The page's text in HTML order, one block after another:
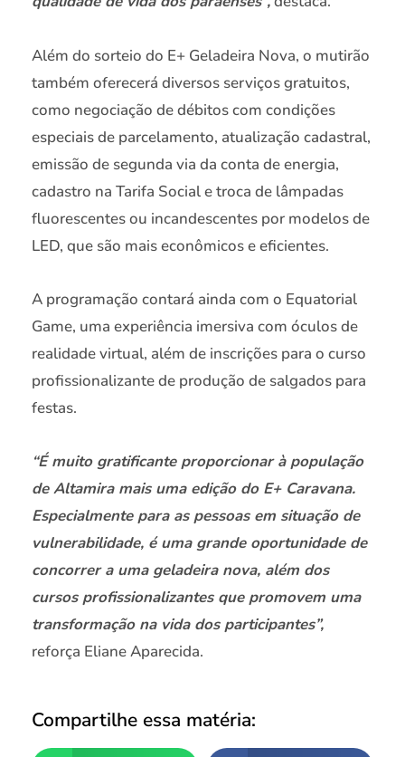
Além do sorteio do E+ Geladeira Nova, o mutirão
também oferecerá diversos serviços gratuitos,
como negociação de débitos com condições
especiais de parcelamento, atualização cadastral,
emissão de segunda via da conta de energia,
cadastro na Tarifa Social e troca de lâmpadas
fluorescentes ou incandescentes por modelos de
LED, que são mais econômicos e eficientes.
A programação contará ainda com o Equatorial
Game, uma experiência imersiva com óculos de
realidade virtual, além de inscrições para o curso
profissionalizante de produção de salgados para
festas.
“É muito gratificante proporcionar à população
de Altamira mais uma edição do E+ Caravana.
Especialmente para as pessoas em situação de
vulnerabilidade, é uma grande oportunidade de
concorrer a uma geladeira nova, além dos
cursos profissionalizantes que promovem uma
transformação na vida dos participantes”,
reforça Eliane Aparecida.
Compartilhe essa matéria: